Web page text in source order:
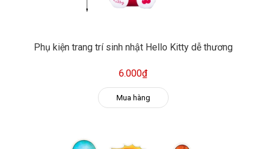
Phụ kiện trang trí sinh nhật Hello Kitty dễ thương
6.000₫
Mua hàng